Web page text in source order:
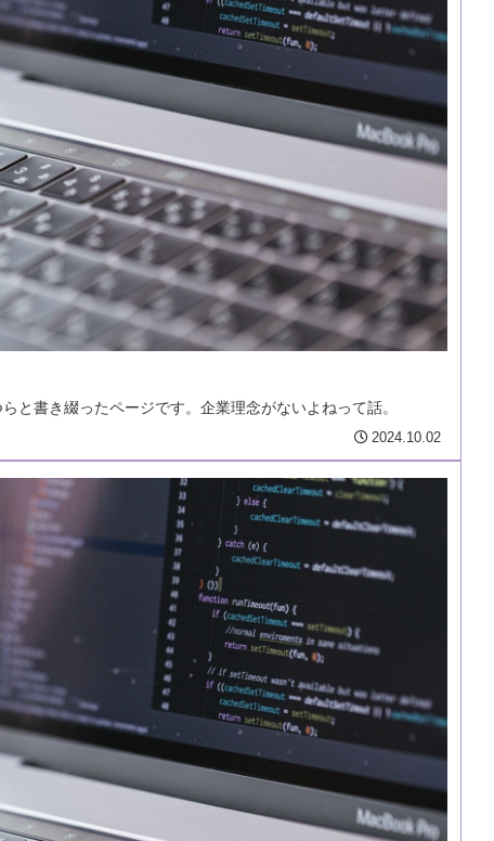
と書き綴ったページです。企業理念がないよねって話。
2024.10.02